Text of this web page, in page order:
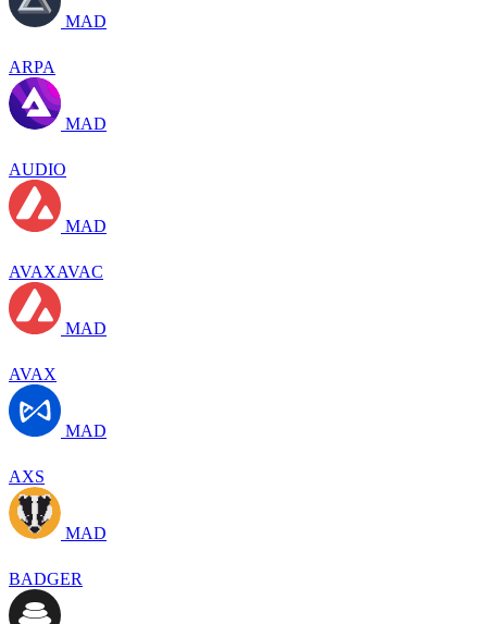
MAD
ARPA
MAD
AUDIO
MAD
AVAXAVAC
MAD
AVAX
MAD
AXS
MAD
BADGER